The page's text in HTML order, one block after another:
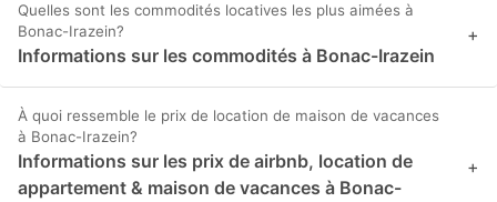
Quelles sont les commodités locatives les plus aimées à
Bonac-Irazein?
Informations sur les commodités à Bonac-Irazein
+
À quoi ressemble le prix de location de maison de vacances
à Bonac-Irazein?
Informations sur les prix de airbnb, location de
appartement & maison de vacances à Bonac-
+